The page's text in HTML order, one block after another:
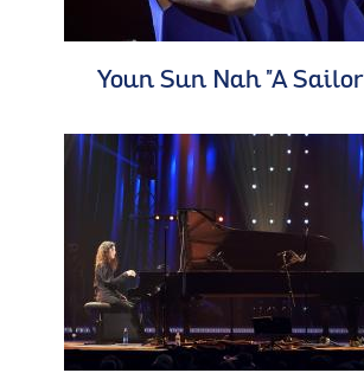
Youn Sun Nah "A